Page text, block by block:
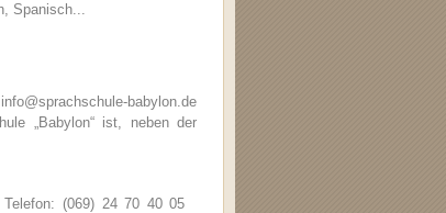
Spanisch...
babylon.de
„Babylon“ ist, neben der
(069) 24 70 40 05